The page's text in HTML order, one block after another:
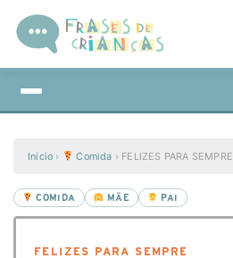
Início › Comida › FELIZES PARA SEMPRE
COMIDA MÃE PAI
FELIZES PARA SEMPRE